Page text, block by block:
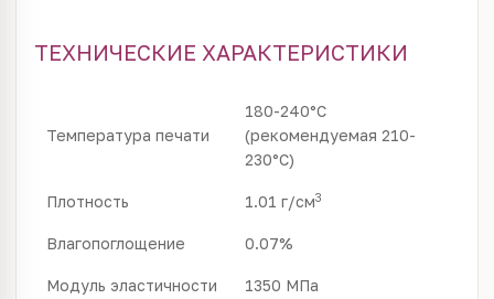
ТЕХНИЧЕСКИЕ ХАРАКТЕРИСТИКИ
Температура печати
180-240°C
(рекомендуемая 210-
230°С)
Плотность 1.01 г/см3
Влагопоглощение 0.07%
Модуль эластичности 1350 МПа